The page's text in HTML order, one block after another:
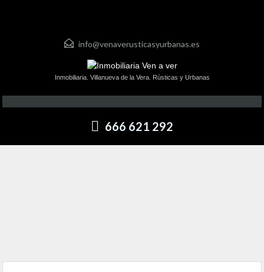
info@venaverusticasyurbanas.es
Inmobiliaria. Villanueva de la Vera. Rústicas y Urbanas
666 621 292